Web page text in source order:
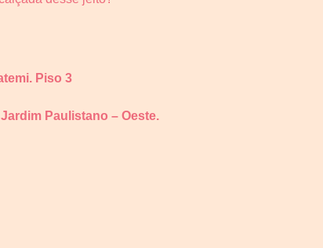
Piso 3
Paulistano – Oeste.